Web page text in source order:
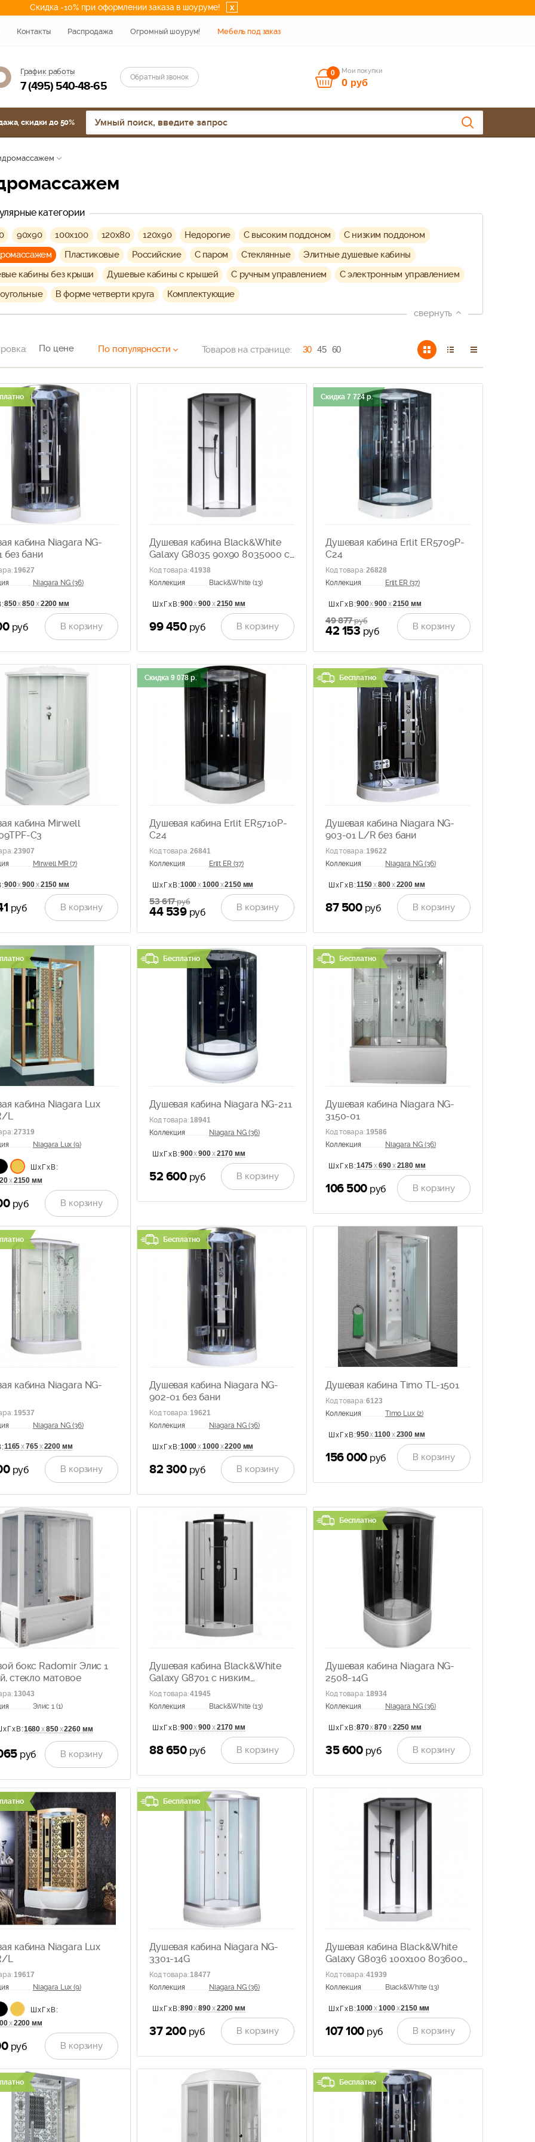
Скидка -10% при оформлении заказа в шоуруме! x
Контакты Распродажа Огромный шоурум! Мебель под заказ
График работы
7 (495) 540-48-65
Обратный звонок 0 Мои покупки
0 руб
скидки до 50%
категории
90х90 100х100 120х80 120х90 Недорогие C высоким поддоном
C низким поддоном
Пластиковые Российские С паром Стеклянные
Элитные душевые кабины
кабины без крыши
Душевые кабины с крышей С ручным управлением
С электронным управлением
В форме четверти круга
Комплектующие
свернуть
По цене По популярности Товаров на странице: 30 45 60
кабина Niagara NG-
без бани
: 19627
Niagara NG (36)
850х850х2200 мм
руб В корзину
Душевая кабина Black&White
Galaxy G8035 90x90 8035000 с
гидромассажем
Код товара:41938
Коллекция
Black&White (13)
ШхГхВ:900х900х2150 мм
99 450 руб В корзину
Скидка 7 724р.
Душевая кабина Erlit ER5709P-
C24
Код товара:26828
Коллекция
Erlit ER (37)
ШхГхВ:900х900х2150 мм
49 877руб
42 153 руб В корзину
кабина Mirwell
C3
:23907
Mirwell MR (7)
900х900х2150 мм
руб В корзину
Скидка 9 078 р.
Душевая кабина Erlit ER5710P-
C24
Код товара:26841
Коллекция
Erlit ER (37)
ШхГхВ:1000х1000х2150 мм
53 617руб
44 539 руб В корзину
Бесплатно
Душевая кабина Niagara NG-
903-01 L/R без бани
Код товара: 19622
Коллекция
Niagara NG (36)
ШхГхВ:1150х800х2200 мм
87 500 руб В корзину
кабина Niagara Lux
L
:27319
Niagara Lux (9)
ШхГхВ:
х2150 мм
руб В корзину
Бесплатно
Душевая кабина Niagara NG-211
Код товара: 18941
Коллекция
Niagara NG (36)
ШхГхВ:900х900х2170 мм
52 600 руб В корзину
Бесплатно
Душевая кабина Niagara NG-
3150-01
Код товара: 19586
Коллекция
Niagara NG (36)
ШхГхВ:1475х690х2180 мм
106 500 руб В корзину
кабина Niagara NG-
: 19537
Niagara NG (36)
1165х765х2200 мм
руб В корзину
Бесплатно
Душевая кабина Niagara NG-
902-01 без бани
Код товара: 19621
Коллекция
Niagara NG (36)
ШхГхВ:1000х1000х2200 мм
82 300 руб В корзину
Душевая кабина Timo TL-1501
Код товара:6123
Коллекция
Timo Lux (2)
ШхГхВ:950х1100х2300 мм
156 000 руб В корзину
бокс Radomir Элис 1
стекло матовое
: 13043
Элис 1 (1)
1680х850х2260 мм
руб В корзину
Душевая кабина Black&White
Galaxy G8701 с низким
поддоном, без крыши
Код товара:41945
Коллекция
Black&White (13)
ШхГхВ:900х900х2170 мм
88 650 руб В корзину
Бесплатно
Душевая кабина Niagara NG-
2508-14G
Код товара: 18934
Коллекция
Niagara NG (36)
ШхГхВ:870х870х2250 мм
35 600 руб В корзину
кабина Niagara Lux
L
: 19617
Niagara Lux (9)
ШхГхВ:
х2200 мм
руб В корзину
Бесплатно
Душевая кабина Niagara NG-
3301-14G
Код товара: 18477
Коллекция
Niagara NG (36)
ШхГхВ:890х890х2200 мм
37 200 руб В корзину
Душевая кабина Black&White
Galaxy G8036 100x100 8036000
с гидромассажем
Код товара:41939
Коллекция
Black&White (13)
ШхГхВ:1000х1000х2150 мм
107 100 руб В корзину
Бесплатно